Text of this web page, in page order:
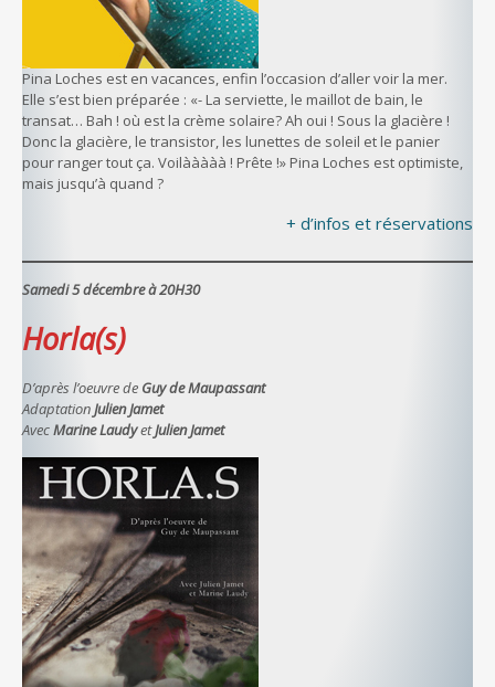
Pina Loches est en vacances, enfin l’occasion d’aller voir la mer.
Elle s’est bien préparée : «- La serviette, le maillot de bain, le
transat… Bah ! où est la crème solaire? Ah oui ! Sous la glacière !
Donc la glacière, le transistor, les lunettes de soleil et le panier
pour ranger tout ça. Voilààààà ! Prête !» Pina Loches est optimiste,
mais jusqu’à quand ?
+ d’infos et réservations
Samedi 5 décembre à 20H30
Horla(s)
D’après l’oeuvre de Guy de Maupassant
Adaptation Julien Jamet
AvecMarine LaudyetJulien Jamet